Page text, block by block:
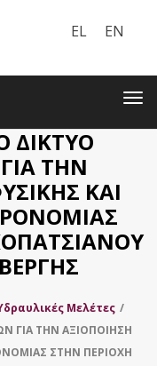
EL EN
ΤΗΝ
ΚΑΙ
Μελέτες /
ΓΙΑ ΤΗΝ ΑΞΙΟΠΟΙΗΣΗ
ΣΤΗΝ ΠΕΡΙΟΧΗ